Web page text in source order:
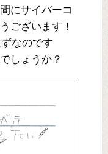
にサイバーコ
ございます！
なのです
しょうか？